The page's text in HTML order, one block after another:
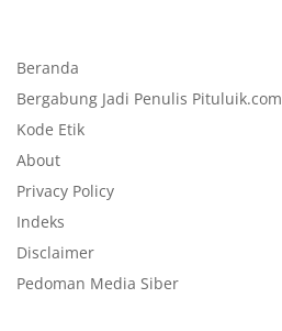
Beranda
Bergabung Jadi Penulis Pituluik.com
Kode Etik
About
Privacy Policy
Indeks
Disclaimer
Pedoman Media Siber